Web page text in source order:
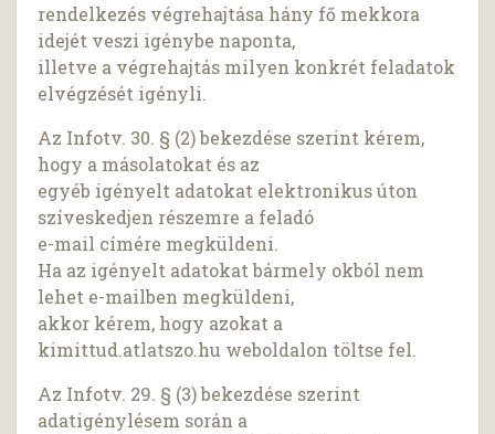
rendelkezés végrehajtása hány fő mekkora
idejét veszi igénybe naponta,
illetve a végrehajtás milyen konkrét feladatok
elvégzését igényli.
Az Infotv. 30. § (2) bekezdése szerint kérem,
hogy a másolatokat és az
egyéb igényelt adatokat elektronikus úton
szíveskedjen részemre a feladó
e-mail címére megküldeni.
Ha az igényelt adatokat bármely okból nem
lehet e-mailben megküldeni,
akkor kérem, hogy azokat a
kimittud.atlatszo.hu weboldalon töltse fel.
Az Infotv. 29. § (3) bekezdése szerint
adatigénylésem során a